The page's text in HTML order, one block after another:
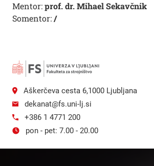
Mentor:prof. dr. Mihael Sekavčnik
Somentor:/
Aškerčeva cesta 6,1000 Ljubljana
dekanat@fs.uni-lj.si
+386 1 4771 200
pon - pet: 7.00 - 20.00